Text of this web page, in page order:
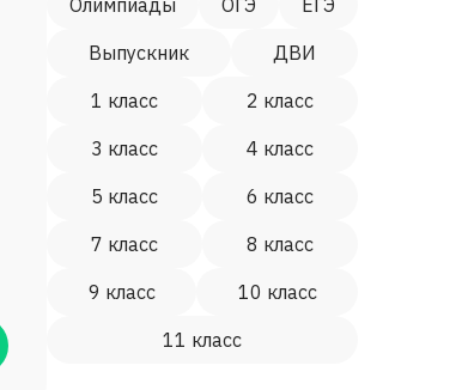
Олимпиады
ОГЭ
ЕГЭ
Выпускник
ДВИ
1 класс
2 класс
3 класс
4 класс
5 класс
6 класс
7 класс
8 класс
9 класс
10 класс
11 класс